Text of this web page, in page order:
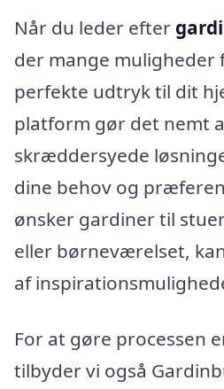
Når du leder efter
der mange muligheder
perfekte udtryk til dit
platform gør det nemt
skræddersyede
dine behov og
ønsker gardiner til
eller børneværelset,
af
For at gøre processen
tilbyder vi også